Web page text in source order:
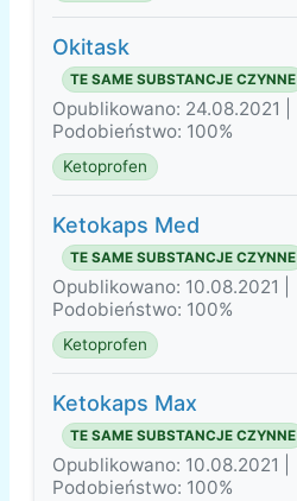
Okitask
TE SAME SUBSTANCJE CZYNNE
Opublikowano: 24.08.2021 |
Podobieństwo: 100%
Ketoprofen
Ketokaps Med
TE SAME SUBSTANCJE CZYNNE
Opublikowano: 10.08.2021 |
Podobieństwo: 100%
Ketoprofen
Ketokaps Max
TE SAME SUBSTANCJE CZYNNE
Opublikowano: 10.08.2021 |
Podobieństwo: 100%